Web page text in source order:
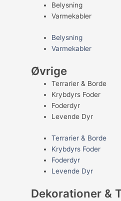
Belysning
Varmekabler
Belysning
Varmekabler
Øvrige
Terrarier & Borde
Krybdyrs Foder
Foderdyr
Levende Dyr
Terrarier & Borde
Krybdyrs Foder
Foderdyr
Levende Dyr
Dekorationer &